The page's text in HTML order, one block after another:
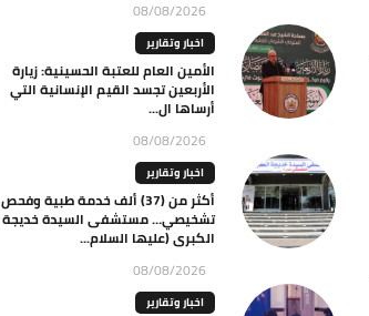
08/08/2026
اخبار وتقارير
الأمين العام للعتبة الحسينية: زيارة
الأربعين تجسد القيم الإنسانية التي
أرساها ال...
08/08/2026
اخبار وتقارير
أكثر من (37) ألف خدمة طبية وفحص
تشخيصي… مستشفى السيدة خديجة
الكبرى (عليها السلام...
08/08/2026
اخبار وتقارير